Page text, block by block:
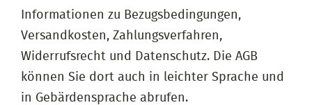
Informationen zu Bezugsbedingungen,
Versandkosten, Zahlungsverfahren,
Widerrufsrecht und Datenschutz. Die AGB
können Sie dort auch in leichter Sprache und
in Gebärdensprache abrufen.